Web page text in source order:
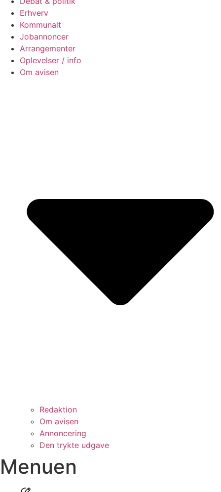
Erhverv
Kommunalt
Jobannoncer
Arrangementer
Oplevelser / info
Om avisen
Redaktion
Om avisen
Annoncering
Den trykte udgave
Menuen